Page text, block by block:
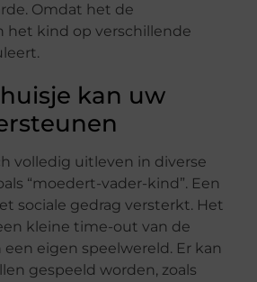
Omdat het de
het kind op verschillende
kan uw
volledig uitleven in diverse
“moedert-vader-kind”. Een
sociale gedrag versterkt. Het
kleine time-out van de
eigen speelwereld. Er kan
gespeeld worden, zoals